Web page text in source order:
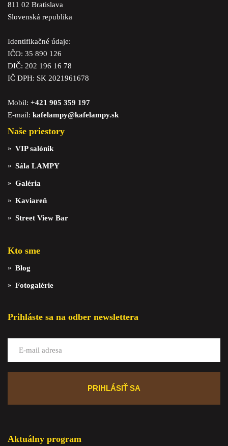
811 02 Bratislava
Slovenská republika
Identifikačné údaje:
IČO: 35 890 126
DIČ: 202 196 16 78
IČ DPH: SK 2021961678
Mobil: +421 905 359 197
E-mail: kafelampy@kafelampy.sk
Naše priestory
VIP salónik
Sála LAMPY
Galéria
Kaviareň
Street View Bar
Kto sme
Blog
Fotogalérie
Prihláste sa na odber newslettera
Aktuálny program